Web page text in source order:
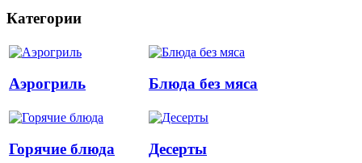
Категории
Аэрогриль Блюда без мяса
Горячие блюда Десерты